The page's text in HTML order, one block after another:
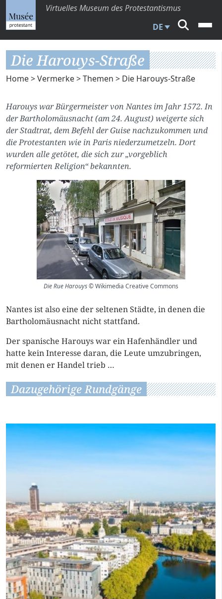
Virtuelles Museum des Protestantismus
DE
Die Harouys-Straße
Home>Vermerke>Themen > Die Harouys-Straße
Harouys war Bürgermeister von Nantes im Jahr 1572. In
der Bartholomäusnacht (am 24. August) weigerte sich
der Stadtrat, dem Befehl der Guise nachzukommen und
die Protestanten wie in Paris niederzumetzeln. Dort
wurden alle getötet, die sich zur „vorgeblich
reformierten Religion“ bekannten.
Die Rue Harouys© Wikimedia Creative Commons
Nantes ist also eine der seltenen Städte, in denen die
Bartholomäusnacht nicht stattfand.
Der spanische Harouys war ein Hafenhändler und
hatte kein Interesse daran, die Leute umzubringen,
mit denen er Handel trieb …
Dazugehörige Rundgänge